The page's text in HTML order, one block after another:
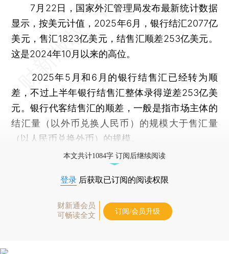
7月22日，国家外汇管理局发布最新统计数据
显示，按美元计值，2025年6月，银行结汇2077亿
美元，售汇1823亿美元，结售汇顺差253亿美元。
这是2024年10月以来的高位。
2025年5月和6月的银行结售汇已经转为顺
差，不过上半年银行结售汇整体录得逆差253亿美
元。银行代客结售汇的顺差，一般是指市场主体的
结汇量（以外币兑换人民币）的规模大于售汇量
（以人民币兑换外币）的规模。
本文共计1084字 订阅后继续阅读
登录 后获取已订阅的阅读权限
财新通会员
可畅读全文
订阅/会员升级